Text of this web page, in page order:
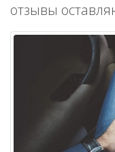
отзывы